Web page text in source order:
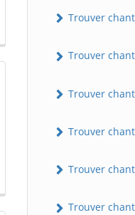
Trouver
Trouver
Trouver
Trouver
Trouver
Trouver